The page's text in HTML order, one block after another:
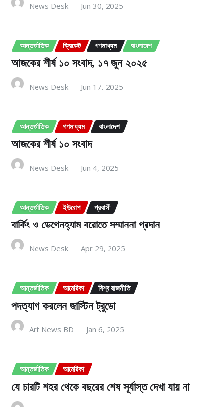
News Desk Jun 30, 2025
আন্তর্জাতিক ক্রিকেট গণমাধ্যম বাংলাদেশ
আজকের শীর্ষ ১০ সংবাদ, ১৭ জুন ২০২৫
News Desk Jun 17, 2025
আন্তর্জাতিক গণমাধ্যম বাংলাদেশ
আজকের শীর্ষ ১০ সংবাদ
News Desk Jun 4, 2025
আন্তর্জাতিক ইউরোপ প্রবাসী
বার্কিং ও ডেগেনহ্যাম বরোতে সম্মাননা প্রদান
News Desk Apr 29, 2025
আন্তর্জাতিক আমেরিকা বিশ্ব রাজনীতি
পদত্যাগ করলেন জাস্টিন ট্র‍ুডো
Art News BD Jan 6, 2025
আন্তর্জাতিক আমেরিকা
যে চারটি শহর থেকে বছরের শেষ সূর্যাস্ত দেখা যায় না